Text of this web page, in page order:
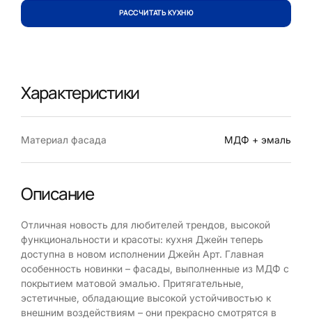
РАССЧИТАТЬ КУХНЮ
Характеристики
Материал фасада МДФ + эмаль
Описание
Отличная новость для любителей трендов, высокой
функциональности и красоты: кухня Джейн теперь
доступна в новом исполнении Джейн Арт. Главная
особенность новинки – фасады, выполненные из МДФ с
покрытием матовой эмалью. Притягательные,
эстетичные, обладающие высокой устойчивостью к
внешним воздействиям – они прекрасно смотрятся в